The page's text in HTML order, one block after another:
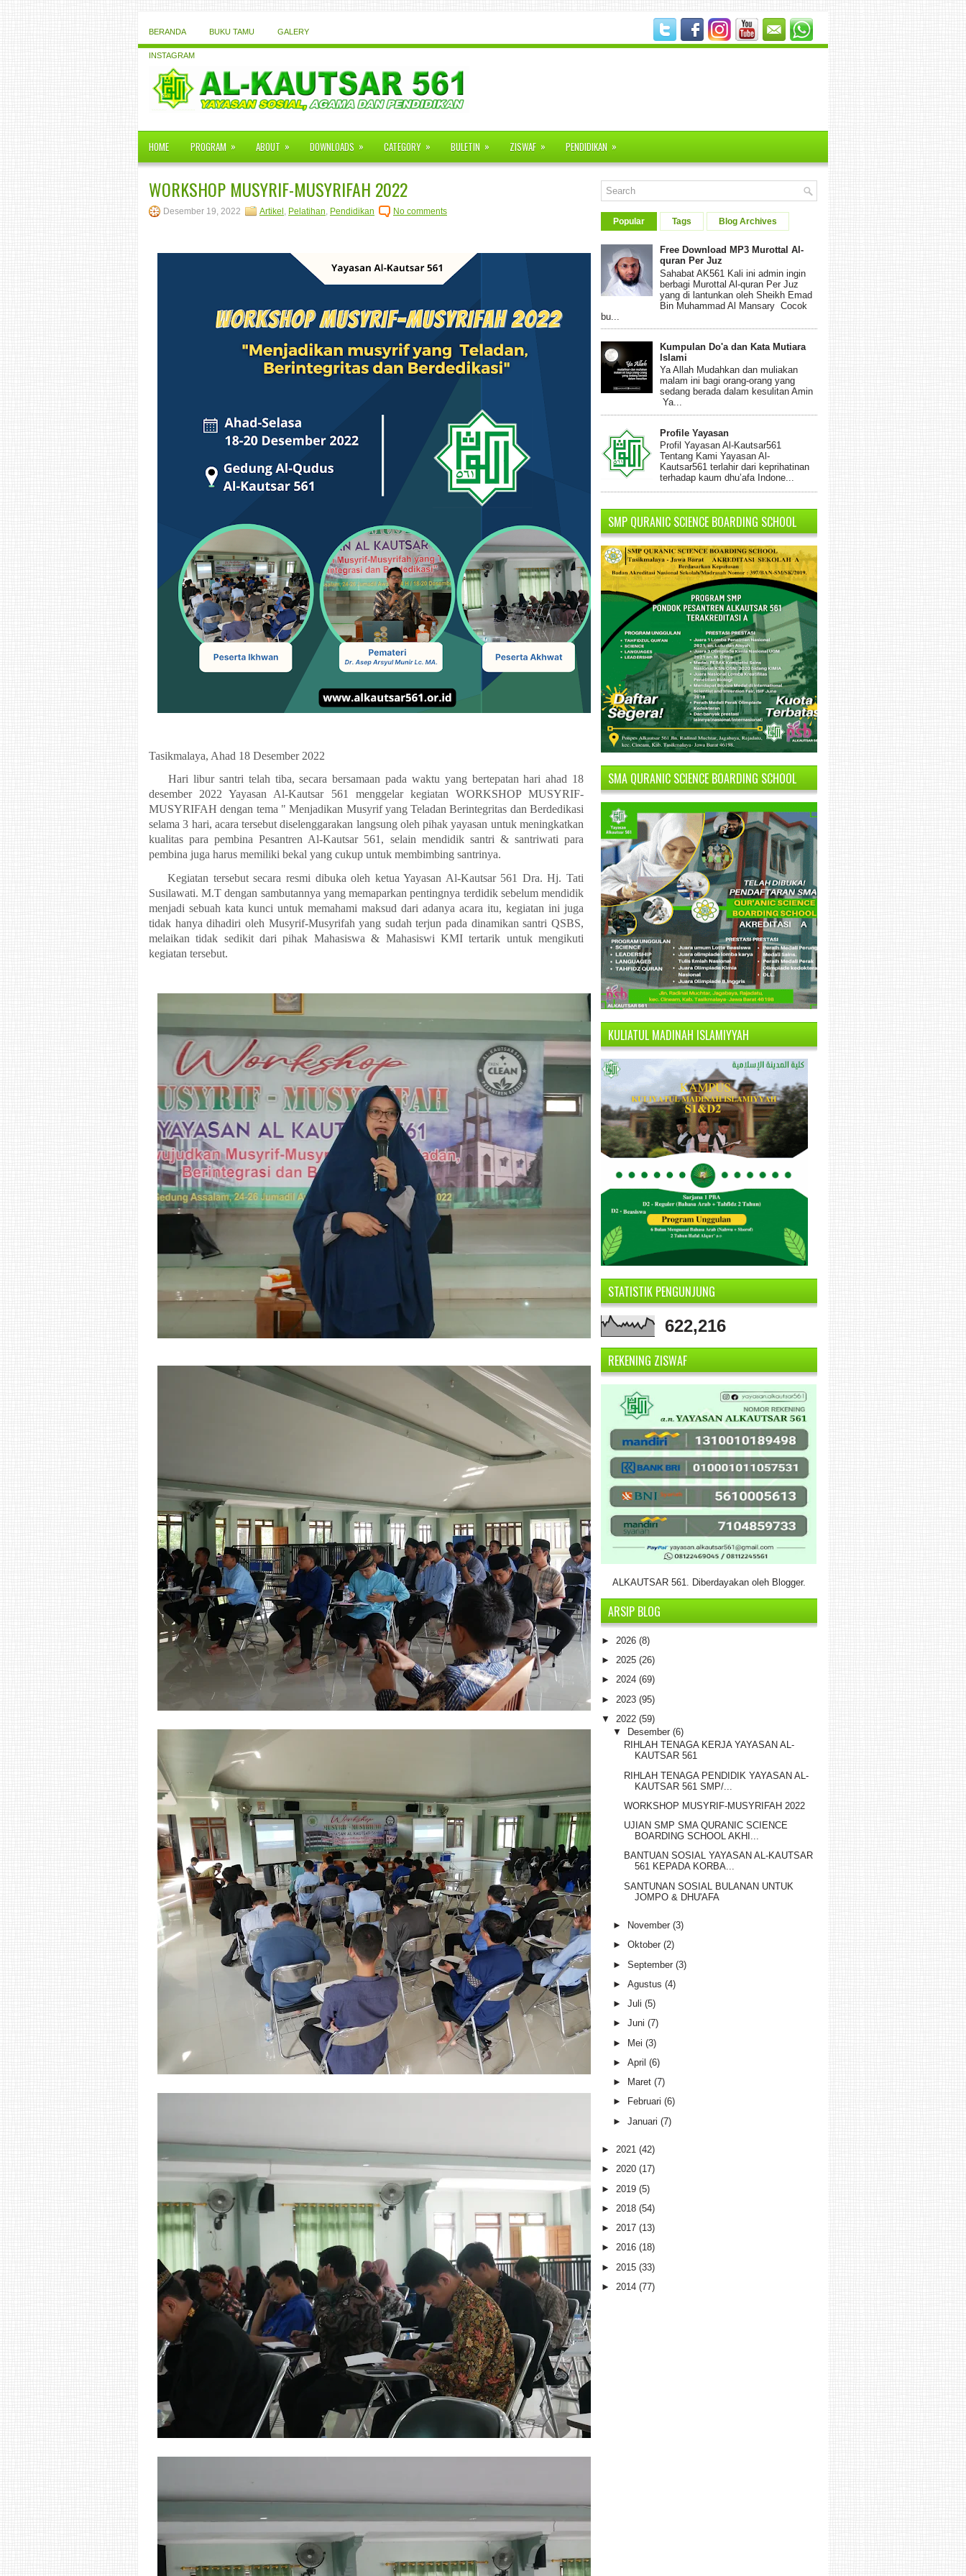
BERANDA BUKU TAMU GALERY
INSTAGRAM
HOME PROGRAM » ABOUT » DOWNLOADS » CATEGORY » BULETIN » ZISWAF » PENDIDIKAN »
WORKSHOP MUSYRIF-MUSYRIFAH 2022
Desember 19, 2022 Artikel , Pelatihan, Pendidikan No comments
Tasikmalaya, Ahad 18 Desember 2022
Hari libur santri telah tiba, secara bersamaan pada waktu yang bertepatan hari ahad 18
desember 2022 Yayasan Al-Kautsar 561 menggelar kegiatan WORKSHOP MUSYRIF-
MUSYRIFAH dengan tema " Menjadikan Musyrif yang Teladan Berintegritas dan Berdedikasi
selama 3 hari, acara tersebut diselenggarakan langsung oleh pihak yayasan untuk meningkatkan
kualitas para pembina Pesantren Al-Kautsar 561, selain mendidik santri & santriwati para
pembina juga harus memiliki bekal yang cukup untuk membimbing santrinya.
Kegiatan tersebut secara resmi dibuka oleh ketua Yayasan Al-Kautsar 561 Dra. Hj. Tati
Susilawati. M.T dengan sambutannya yang memaparkan pentingnya terdidik sebelum mendidik
menjadi sebuah kata kunci untuk memahami maksud dari adanya acara itu, kegiatan ini juga
tidak hanya dihadiri oleh Musyrif-Musyrifah yang sudah terjun pada dinamikan santri QSBS,
melaikan tidak sedikit dari pihak Mahasiswa & Mahasiswi KMI tertarik untuk mengikuti
kegiatan tersebut.
Popular Tags Blog Archives
Free Download MP3 Murottal Al-
quran Per Juz
Sahabat AK561 Kali ini admin ingin
berbagi Murottal Al-quran Per Juz
yang di lantunkan oleh Sheikh Emad
Bin Muhammad Al Mansary Cocok
bu...
Kumpulan Do'a dan Kata Mutiara
Islami
Ya Allah Mudahkan dan muliakan
malam ini bagi orang-orang yang
sedang berada dalam kesulitan Amin
Ya...
Profile Yayasan
Profil Yayasan Al-Kautsar561
Tentang Kami Yayasan Al-
Kautsar561 terlahir dari keprihatinan
terhadap kaum dhu’afa Indone...
SMP QURANIC SCIENCE BOARDING SCHOOL
SMA QURANIC SCIENCE BOARDING SCHOOL
KULIATUL MADINAH ISLAMIYYAH
STATISTIK PENGUNJUNG
622,216
REKENING ZISWAF
ALKAUTSAR 561. Diberdayakan oleh Blogger.
ARSIP BLOG
► 2026 (8)
► 2025 (26)
► 2024 (69)
► 2023 (95)
▼ 2022 (59)
▼
Desember (6)
RIHLAH TENAGA KERJA YAYASAN AL-
KAUTSAR 561
RIHLAH TENAGA PENDIDIK YAYASAN AL-
KAUTSAR 561 SMP/...
WORKSHOP MUSYRIF-MUSYRIFAH 2022
UJIAN SMP SMA QURANIC SCIENCE
BOARDING SCHOOL AKHI...
BANTUAN SOSIAL YAYASAN AL-KAUTSAR
561 KEPADA KORBA...
SANTUNAN SOSIAL BULANAN UNTUK
JOMPO & DHU'AFA
► November (3)
► Oktober (2)
► September (3)
► Agustus (4)
► Juli (5)
► Juni (7)
► Mei (3)
► April (6)
►
Maret (7)
►
Februari (6)
► Januari (7)
► 2021 (42)
► 2020 (17)
► 2019 (5)
► 2018 (54)
► 2017 (13)
► 2016 (18)
► 2015 (33)
► 2014 (77)